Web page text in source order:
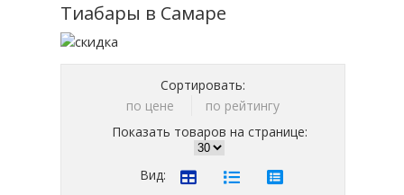
Тиабары в Самаре
Сортировать:
по цене
по рейтингу
Показать товаров на странице:
Вид: